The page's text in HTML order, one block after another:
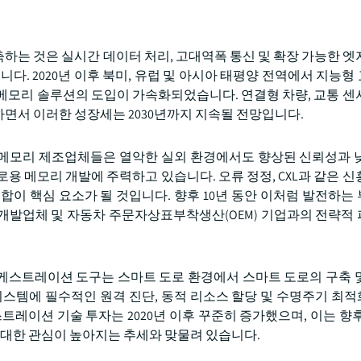
는 것은 실시간 데이터 처리, 고대역폭 통신 및 확장 가능한 엣
다. 2020년 이후 북미, 유럽 및 아시아 태평양 전역에서 지능형
리 솔루션의 도입이 가속화되었습니다. 연결형 차량, 교통 센
서 이러한 성장세는 2030년까지 지속될 전망입니다.
리 제조업체들은 열악한 실외 환경에서도 향상된 신뢰성과
메모리 개발에 주력하고 있습니다. 오류 정정, CXL과 같은 신
이 핵심 요소가 될 것입니다. 향후 10년 동안 이처럼 발전하는
업체 및 자동차 주문자상표부착생산(OEM) 기업과의 전략적
트레이션 도구는 스마트 도로 환경에서 스마트 도로의 구축
템에 필수적인 원격 진단, 동적 리소스 할당 및 수명주기 최
레이션 기술 투자는 2020년 이후 꾸준히 증가했으며, 이는 향
한 관심이 높아지는 추세와 맞물려 있습니다.